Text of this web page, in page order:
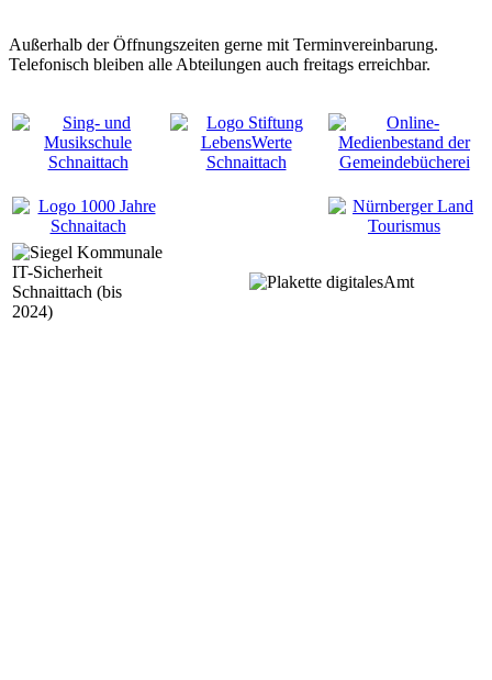
Außerhalb der Öffnungszeiten gerne mit Terminvereinbarung.
Telefonisch bleiben alle Abteilungen auch freitags erreichbar.